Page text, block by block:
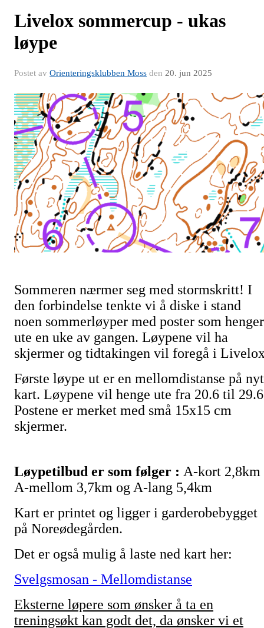
Livelox sommercup - ukas
løype
Postet av Orienteringsklubben Moss den 20. jun 2025
Sommeren nærmer seg med stormskritt! I
den forbindelse tenkte vi å diske i stand
noen sommerløyper med poster som henger
ute en uke av gangen. Løypene vil ha
skjermer og tidtakingen vil foregå i
Første løype ut er en mellomdistanse på
kart. Løypene vil henge ute fra 20.6 til
Postene er merket med små 15x15 cm
skjermer.
Løypetilbud er som følger : A-kort 2,8km
A-mellom 3,7km og A-lang 5,4km
Kart er printet og ligger i garderobebygget
på Noreødegården.
Det er også mulig å laste ned kart her:
Svelgsmosan - Mellomdistanse
Eksterne løpere som ønsker å ta en
treningsøkt kan godt det, da ønsker vi et